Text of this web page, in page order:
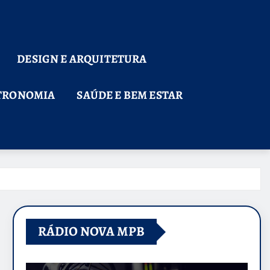
DESIGN E ARQUITETURA
SAÚDE E BEM ESTAR
RÁDIO NOVA MPB